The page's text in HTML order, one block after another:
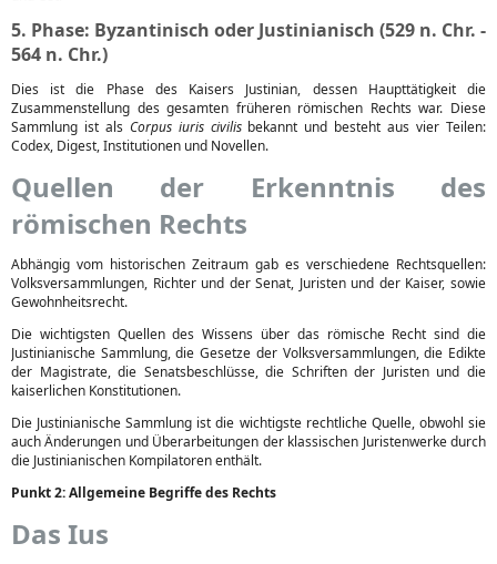
5. Phase: Byzantinisch oder Justinianisch (529 n. Chr. -
564 n. Chr.)
Dies ist die Phase des Kaisers Justinian, dessen Haupttätigkeit die
Zusammenstellung des gesamten früheren römischen Rechts war. Diese
Sammlung ist als Corpus iuris civilisbekannt und besteht aus vier Teilen:
Codex, Digest, Institutionen und Novellen.
Quellen der Erkenntnis des
römischen Rechts
Abhängig vom historischen Zeitraum gab es verschiedene Rechtsquellen:
Volksversammlungen, Richter und der Senat, Juristen und der Kaiser, sowie
Gewohnheitsrecht.
Die wichtigsten Quellen des Wissens über das römische Recht sind die
Justinianische Sammlung, die Gesetze der Volksversammlungen, die Edikte
der Magistrate, die Senatsbeschlüsse, die Schriften der Juristen und die
kaiserlichen Konstitutionen.
Die Justinianische Sammlung ist die wichtigste rechtliche Quelle, obwohl sie
auch Änderungen und Überarbeitungen der klassischen Juristenwerke durch
die Justinianischen Kompilatoren enthält.
Punkt 2: Allgemeine Begriffe des Rechts
Das Ius